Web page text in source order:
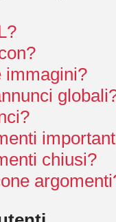
immagini?
chiusi?